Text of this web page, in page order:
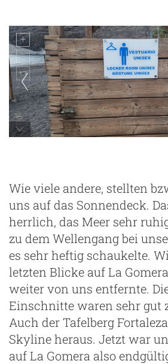
Wie viele andere, stellten
uns auf das Sonnendeck.
herrlich, das Meer sehr
zu dem Wellengang bei
es sehr heftig schaukelte.
letzten Blicke auf La
weiter von uns entfernte.
Einschnitte waren sehr gut
Auch der Tafelberg
Skyline heraus. Jetzt war
auf La Gomera also